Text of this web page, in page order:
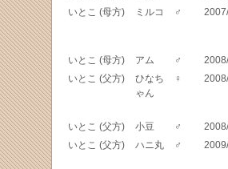
いとこ (母方) ミルコ ♂
いとこ (母方) アム ♂
いとこ (父方)
ひなち
ゃん
♀
いとこ (父方) 小豆 ♂
いとこ (父方) ハニ丸 ♂